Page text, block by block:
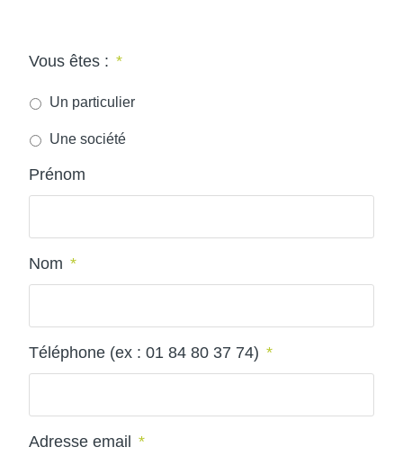
Vous êtes : *
Un particulier
Une société
Prénom
Nom *
Téléphone (ex : 01 84 80 37 74) *
Adresse email *